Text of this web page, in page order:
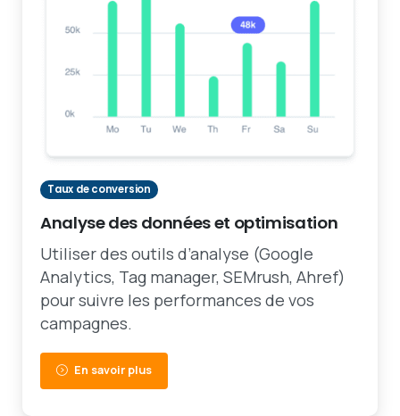
Taux de conversion
Analyse des données et optimisation
Utiliser des outils d’analyse (Google
Analytics, Tag manager, SEMrush, Ahref)
pour suivre les performances de vos
campagnes.
En savoir plus